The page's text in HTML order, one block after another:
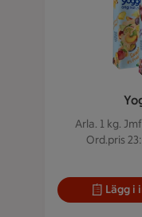
Arla. 1 kg.
Ord.pris
Lägg i